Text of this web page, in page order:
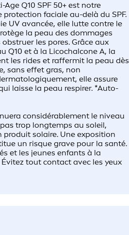
Age Q10 SPF 50+ est notre
faciale au-delà du SPF.
UV avancée, elle lutte contre le
la peau des dommages
les pores. Grâce aux
Q10 et à la Licochalcone A, la
les rides et raffermit la peau dès
sans effet gras, non
elle assure
laisse la peau respirer. *Auto-
considérablement le niveau
trop longtemps au soleil,
produit solaire. Une exposition
un risque grave pour la santé.
et les jeunes enfants à la
tout contact avec les yeux